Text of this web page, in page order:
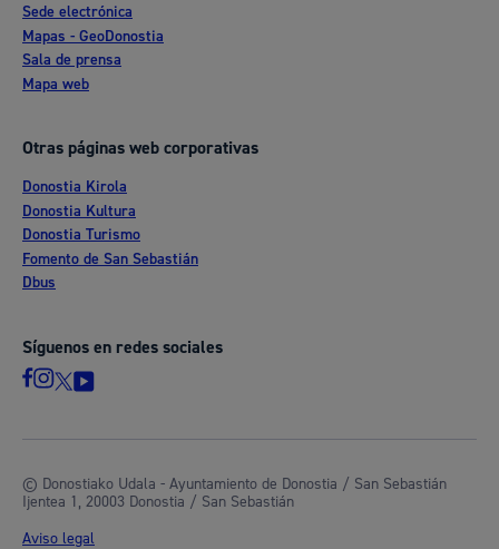
Sede electrónica
Mapas - GeoDonostia
Sala de prensa
Mapa web
Otras páginas web corporativas
Donostia Kirola
Donostia Kultura
Donostia Turismo
Fomento de San Sebastián
Dbus
Síguenos en redes sociales
© Donostiako Udala - Ayuntamiento de Donostia / San Sebastián
Ijentea 1, 20003 Donostia / San Sebastián
Aviso legal